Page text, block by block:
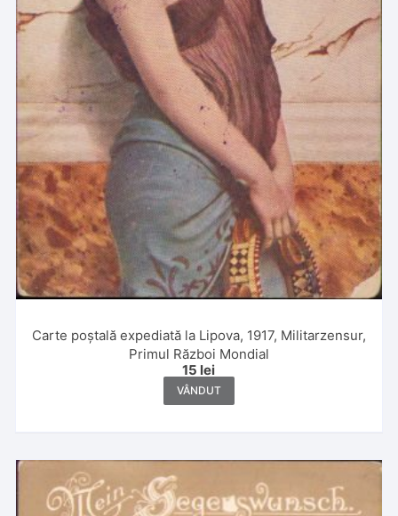
Carte poștală expediată la Lipova, 1917, Militarzensur,
Primul Război Mondial
15 lei
VÂNDUT